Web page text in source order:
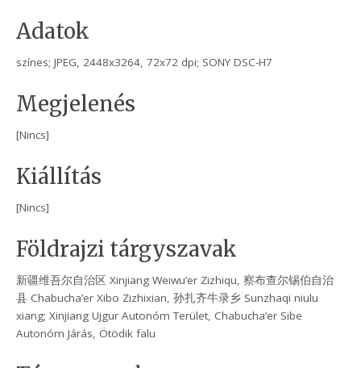
Adatok
színes; JPEG, 2448x3264, 72x72 dpi; SONY DSC-H7
Megjelenés
[Nincs]
Kiállítás
[Nincs]
Földrajzi tárgyszavak
新疆维吾尔自治区 Xinjiang Weiwu’er Zizhiqu, 察布查尔锡伯自治
县 Chabucha’er Xibo Zizhixian, 孙扎齐牛录乡 Sunzhaqi niulu
xiang; Xinjiang Ujgur Autonóm Terület, Chabucha’er Sibe
Autonóm Járás, Ötödik falu